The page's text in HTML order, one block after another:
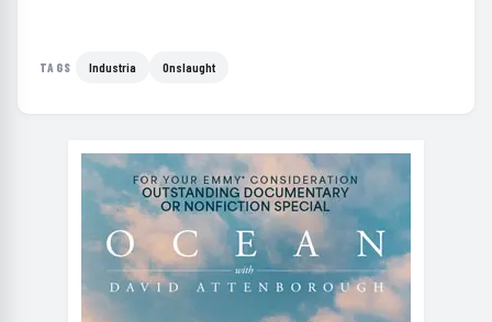
TAGS Industria Onslaught